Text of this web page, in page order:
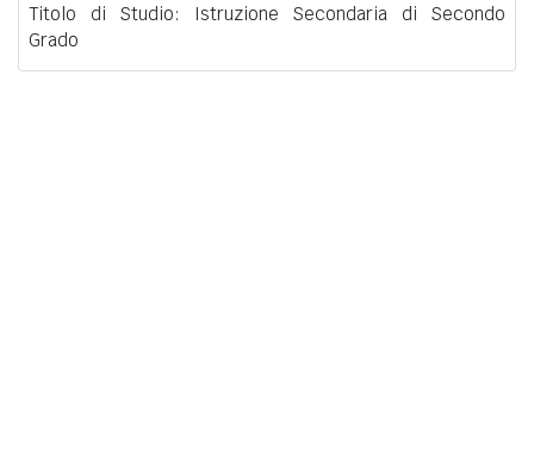
Titolo di Studio: Istruzione Secondaria di Secondo
Grado